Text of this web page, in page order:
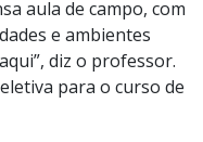
aula de campo, com
e ambientes
diz o professor.
para o curso de